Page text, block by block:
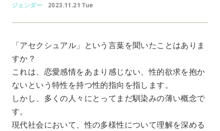
ジェンダー 2023.11.21 Tue
「アセクシュアル」という言葉を聞いたことはありま
すか？
これは、恋愛感情をあまり感じない、性的欲求を抱か
ないという特性を持つ性的指向を指します。
しかし、多くの人々にとってまだ馴染みの薄い概念で
す。
現代社会において、性の多様性について理解を深める